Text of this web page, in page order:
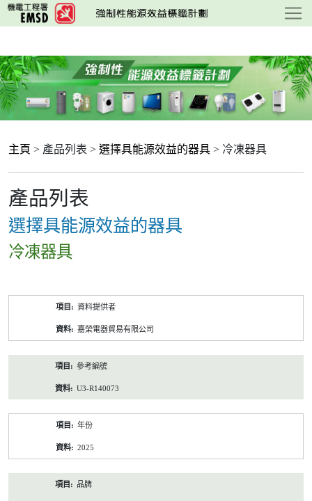
跳
至
要
內
容
主頁 > 產品列表 > 選擇具能源效益的器具 > 冷凍器具
產品列表
選擇具能源效益的器具
冷凍器具
資料提供者
嘉榮電器貿易有限公司
參考編號
U3-R140073
年份
2025
品牌